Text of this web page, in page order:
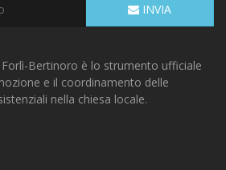
INVIA
Forlì-Bertinoro è lo strumento ufficiale
e il coordinamento delle
nella chiesa locale.